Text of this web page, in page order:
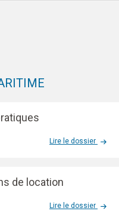
Lire le dossier
de location
Lire le dossier